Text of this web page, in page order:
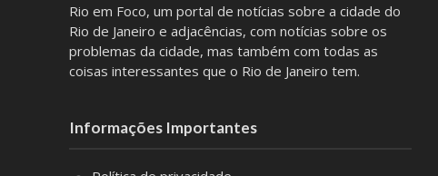
Rio em Foco, um portal de notícias sobre a cidade do
Rio de Janeiro e adjacências, com notícias sobre os
problemas da cidade, mas também com todas as
coisas interessantes que o Rio de Janeiro tem.
Informações Importantes